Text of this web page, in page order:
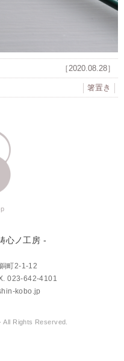
［2020.08.28］
箸置き
心ノ工房 -
町2-1-12
023-642-4101
kobo.jp
Rights Reserved.